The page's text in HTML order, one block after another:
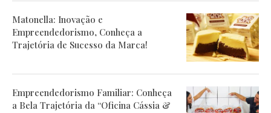
Matonella: Inovação e
Empreendedorismo, Conheça a
Trajetória de Sucesso da Marca!
Empreendedorismo Familiar: Conheça
a Bela Trajetória da “Oficina Cássia &